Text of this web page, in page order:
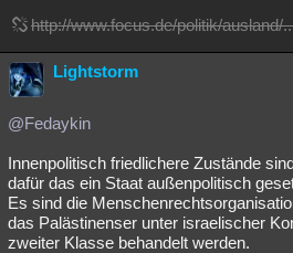
http://www.focus.de/politik/ausland/
Lightstorm
@Fedaykin
Innenpolitisch friedlichere Zustände
dafür das ein Staat außenpolitisch
Es sind die
das Palästinenser unter israelischer
zweiter Klasse behandelt werden.